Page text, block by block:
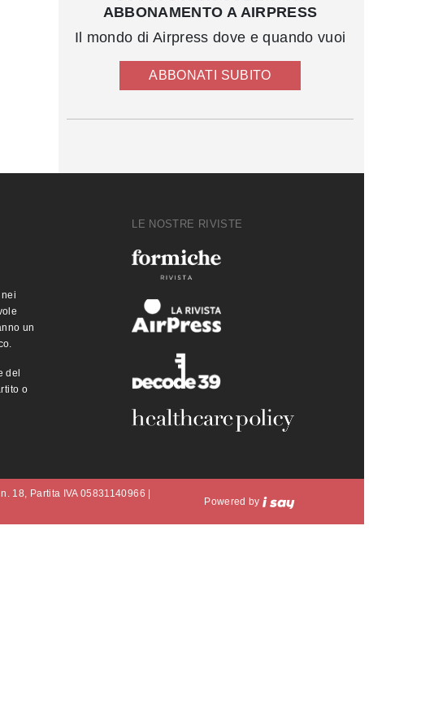
ABBONAMENTO A AIRPRESS
Il mondo di Airpress dove e quando vuoi
ABBONATI SUBITO
un
del
o
LE NOSTRE RIVISTE
18, Partita IVA 05831140966 |
Powered by